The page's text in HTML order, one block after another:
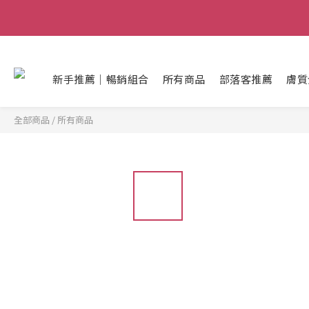
新手推薦｜暢銷組合 所有商品 部落客推薦 膚
全部商品 / 所有商品